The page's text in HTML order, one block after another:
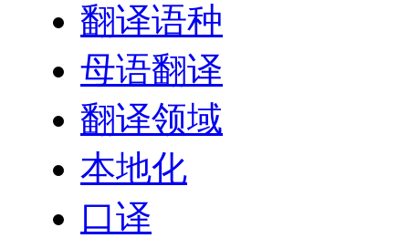
翻译语种
母语翻译
翻译领域
本地化
口译